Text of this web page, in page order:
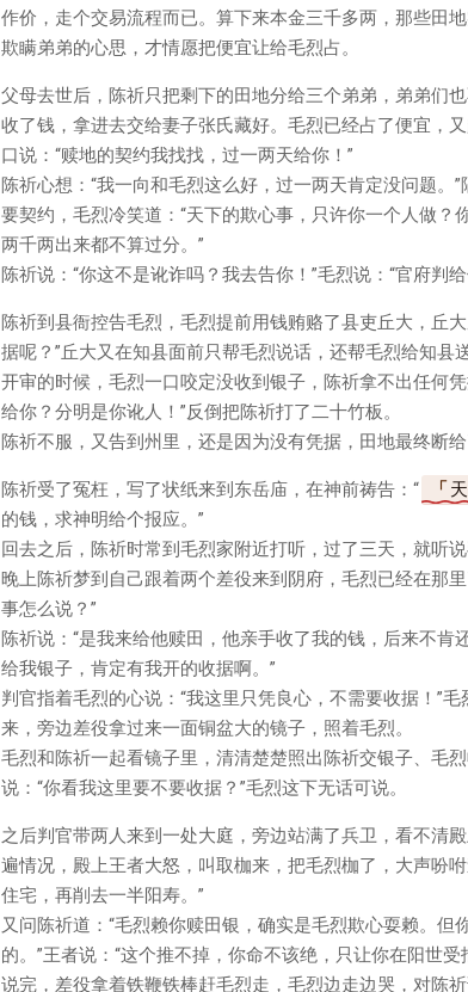
作价，走个交易流程而已。算下来本金三千多两，那些田
欺瞒弟弟的心思，才情愿把便宜让给毛烈占。
父母去世后，陈祈只把剩下的田地分给三个弟弟，弟弟们
收了钱，拿进去交给妻子张氏藏好。毛烈已经占了便宜，
口说：“赎地的契约我找找，过一两天给你！”
陈祈心想：“我一向和毛烈这么好，过一两天肯定没问题
要契约，毛烈冷笑道：“天下的欺心事，只许你一个人做
两千两出来都不算过分。”
陈祈说：“你这不是讹诈吗？我去告你！”毛烈说：“官府判
陈祈到县衙控告毛烈，毛烈提前用钱贿赂了县吏丘大，丘
据呢？”丘大又在知县面前只帮毛烈说话，还帮毛烈给知县
开审的时候，毛烈一口咬定没收到银子，陈祈拿不出任何
给你？分明是你讹人！”反倒把陈祈打了二十竹板。
陈祈不服，又告到州里，还是因为没有凭据，田地最终断给
陈祈受了冤枉，写了状纸来到东岳庙，在神前祷告：“
的钱，求神明给个报应。”
回去之后，陈祈时常到毛烈家附近打听，过了三天，就听说
晚上陈祈梦到自己跟着两个差役来到阴府，毛烈已经在那
事怎么说？”
陈祈说：“是我来给他赎田，他亲手收了我的钱，后来不
给我银子，肯定有我开的收据啊。”
判官指着毛烈的心说：“我这里只凭良心，不需要收据！”
来，旁边差役拿过来一面铜盆大的镜子，照着毛烈。
毛烈和陈祈一起看镜子里，清清楚楚照出陈祈交银子、毛
说：“你看我这里要不要收据？”毛烈这下无话可说。
之后判官带两人来到一处大庭，旁边站满了兵卫，看不清
遍情况，殿上王者大怒，叫取枷来，把毛烈枷了，大声吩
住宅，再削去一半阳寿。”
又问陈祈道：“毛烈赖你赎田银，确实是毛烈欺心耍赖。
的。”王者说：“这个推不掉，你命不该绝，只让你在阳世
说完，差役拿着铁鞭铁棒赶毛烈走，毛烈边走边哭，对陈